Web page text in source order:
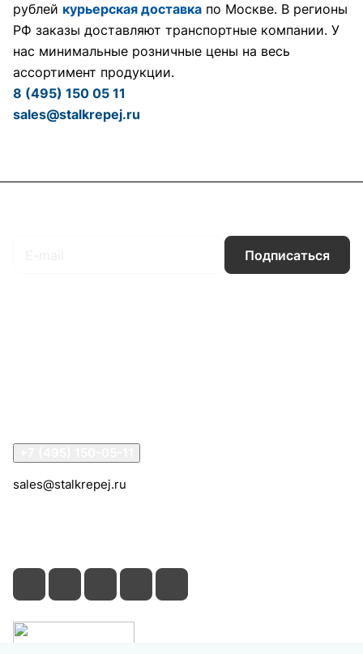
рублей курьерская доставка по Москве. В регионы
РФ заказы доставляют транспортные компании. У
нас минимальные розничные цены на весь
ассортимент продукции.
8 (495) 150 05 11
sales@stalkrepej.ru
Подписаться
sales@stalkrepej.ru